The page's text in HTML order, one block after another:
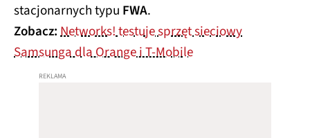
stacjonarnych typu FWA.
Zobacz:Networks! testuje sprzęt sieciowy
Samsunga dla Orange i T-Mobile